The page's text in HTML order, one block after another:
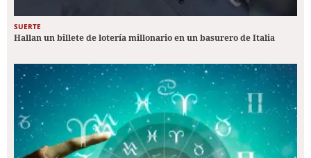
SUERTE
Hallan un billete de lotería millonario en un basurero de Italia